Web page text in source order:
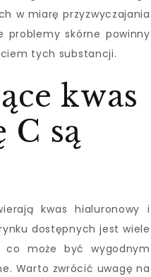
w miarę przyzwyczajania
problemy skórne powinny
tych substancji.
kwas
są
kwas hialuronowy i
dostępnych jest wiele
co może być wygodnym
Warto zwrócić uwagę na